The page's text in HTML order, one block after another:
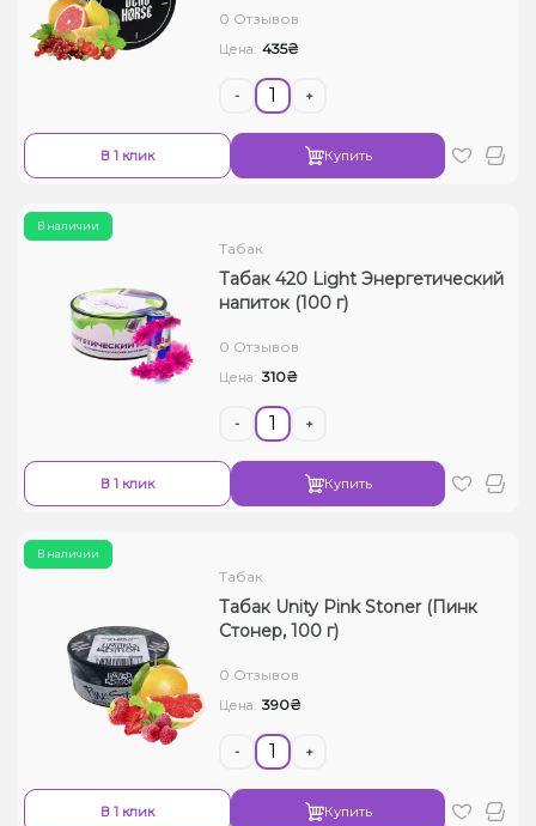
0 Отзывов
Цена: 435₴
- +
В 1 клик Купить
В наличии
Табак
Табак 420 Light Энергетический
напиток (100 г)
0 Отзывов
Цена: 310₴
- +
В 1 клик Купить
В наличии
Табак
Табак Unity Pink Stoner (Пинк
Стонер, 100 г)
0 Отзывов
Цена: 390₴
- +
В 1 клик Купить